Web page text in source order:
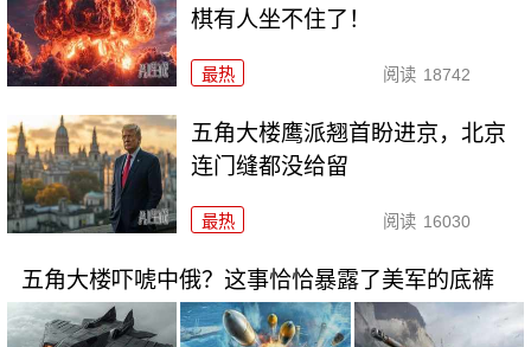
棋有人坐不住了！
最热 阅读 18742
五角大楼鹰派翘首盼进京，北京
连门缝都没给留
最热 阅读 16030
五角大楼吓唬中俄？这事恰恰暴露了美军的底裤